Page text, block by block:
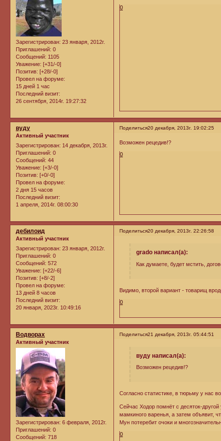
Зарегистрирован: 23 января, 2012г.
Приглашений: 0
Сообщений: 1105
Уважение: [+31/-0]
Позитив: [+28/-0]
Провел на форуме:
15 дней 1 час
Последний визит:
26 сентября, 2014г. 19:27:32
0
Поделиться20 декабря, 2013г. 19:02:25
вуду
Активный участник
Зарегистрирован: 14 декабря, 2013г.
Приглашений: 0
Сообщений: 44
Уважение: [+3/-0]
Позитив: [+0/-0]
Провел на форуме:
2 дня 15 часов
Последний визит:
1 апреля, 2014г. 08:00:30
Возможен рецедив!?
0
Поделиться20 декабря, 2013г. 22:26:58
дебилоид
Активный участник
Зарегистрирован: 23 января, 2012г.
Приглашений: 0
Сообщений: 572
Уважение: [+22/-6]
Позитив: [+8/-2]
Провел на форуме:
13 дней 8 часов
Последний визит:
20 января, 2023г. 10:49:16
grado написал(а):
Как думаете, будет мстить,
Видимо, второй вариант - товарищ
0
Поделиться21 декабря, 2013г. 05:44:51
Водворах
Активный участник
Зарегистрирован: 6 февраля, 2012г.
Приглашений: 0
Сообщений: 718
вуду написал(а):
Возможен рецедив!?
Согласно статистике, в тюрьму у нас
Сейчас Ходор помнёт с десяток-
мамкиного варенья, а затем объявит,
Мун потеребит очоки и
0